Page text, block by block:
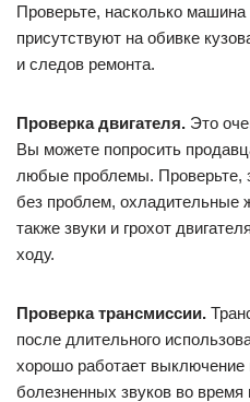
Проверьте, насколько
присутствуют на обивке
и следов ремонта.
Проверка двигателя. Это
Вы можете попросить
любые проблемы. Проверьте,
без проблем, охладительные
также звуки и грохот
ходу.
Проверка трансмиссии.
после длительного
хорошо работает выключение
болезненных звуков во